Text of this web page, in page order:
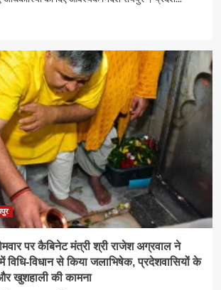
पर कैबिनेट मंत्री श्री राजेश अग्रवाल ने
विधि-विधान से किया जलाभिषेक, प्रदेशवासियों के
खुशहाली की कामना